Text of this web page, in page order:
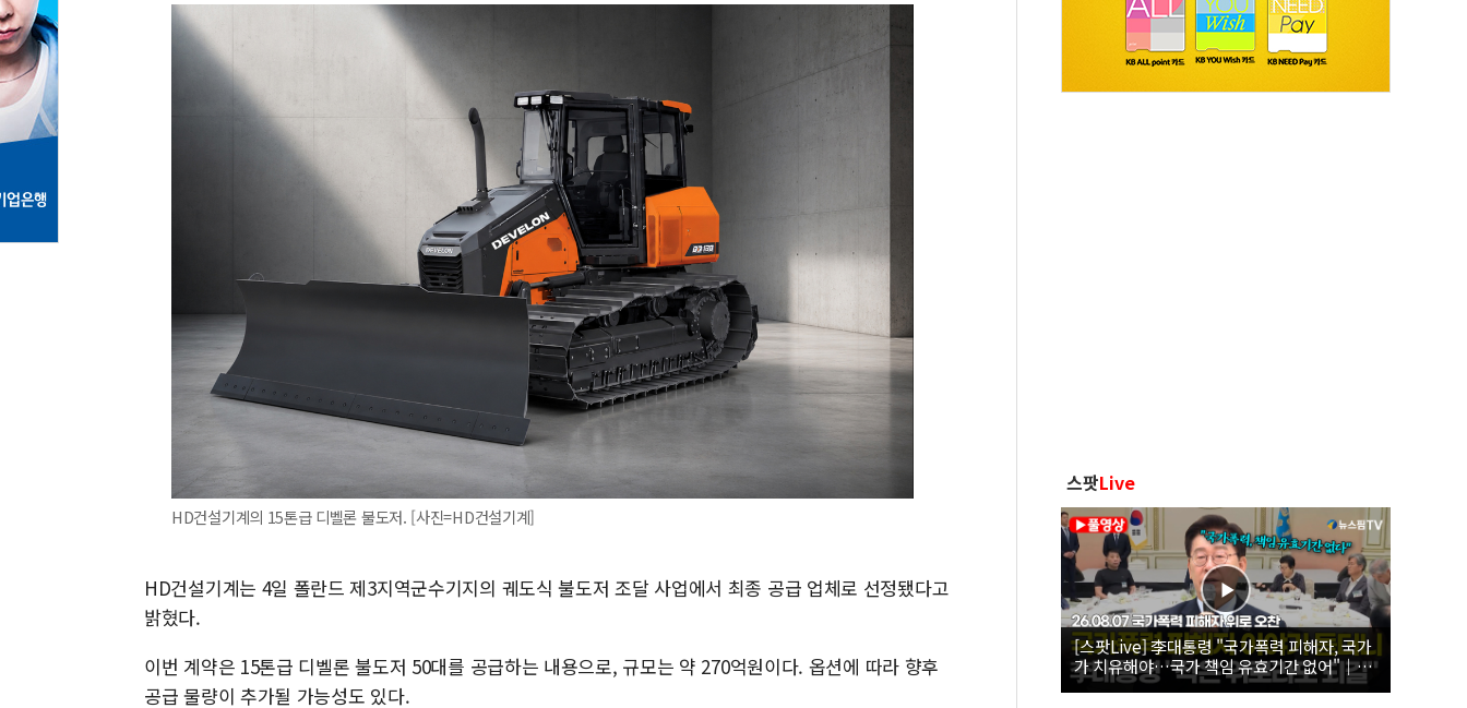
HD건설기계의 15톤급 디벨론 불도저. [사진=HD건설기계]
HD건설기계는 4일 폴란드 제3지역군수기지의 궤도식 불도저 조달 사업에서 최종 공급 업체로 선정됐다고
밝혔다.
이번 계약은 15톤급 디벨론 불도저 50대를 공급하는 내용으로, 규모는 약 270억원이다. 옵션에 따라 향후
공급 물량이 추가될 가능성도 있다.
스팟Live
[스팟Live] 李대통령 "국가폭력 피해자, 국가
가 치유해야…국가 책임 유효기간 없어"｜
26.08.07 국가폭력 피해자 위로 오찬